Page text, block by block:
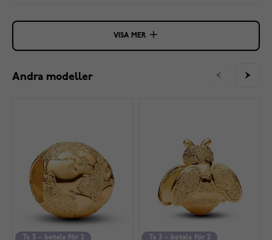
VISA MER
Andra modeller
Ta 3 – betala för 2 Ta 3 – betala för 2